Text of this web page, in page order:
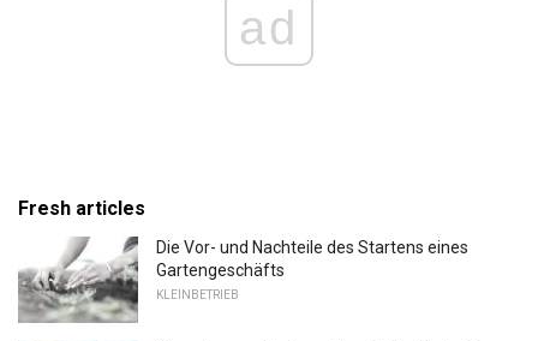
ad
Fresh articles
Die Vor- und Nachteile des Startens eines
Gartengeschäfts
KLEINBETRIEB